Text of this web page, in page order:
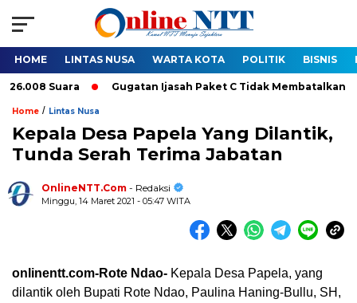
HOME LINTAS NUSA WARTA KOTA POLITIK BISNIS
Suara Gugatan Ijasah Paket C Tidak Membatalkan
Home / Lintas Nusa
Kepala Desa Papela Yang Dilantik,
Tunda Serah Terima Jabatan
OnlineNTT.Com - Redaksi
Minggu, 14 Maret 2021 - 05:47 WITA
onlinentt.com-Rote Ndao- Kepala Desa Papela, yang
dilantik oleh Bupati Rote Ndao, Paulina Haning-Bullu, SH,